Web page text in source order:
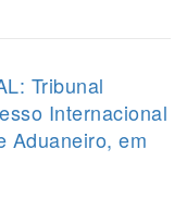
Tribunal
Internacional
Aduaneiro, em